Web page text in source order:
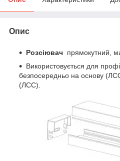
Опис
Розсіювач прямокутний,
Використовується для
безпосередньо на основу
(ЛСС).